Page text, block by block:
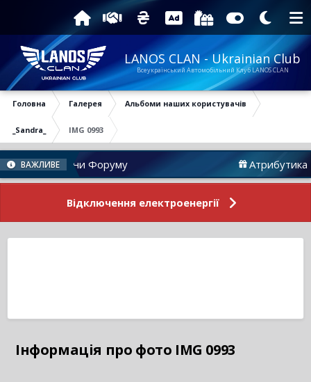
LANOS CLAN - Ukrainian Club
Всеукраїнський Автомобільний Клуб LANOS CLAN
Головна Галерея Альбоми наших користувачів
_Sandra_ IMG 0993
ВАЖЛИВЕ
Новини Форуму Атрибутика
Відключення електроенергії
Інформація про фото IMG 0993